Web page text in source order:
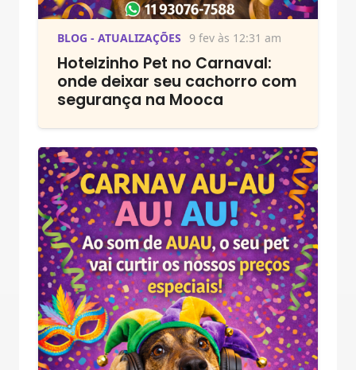
BLOG - ATUALIZAÇÕES 9 fev às 12:31 am
Hotelzinho Pet no Carnaval:
onde deixar seu cachorro com
segurança na Mooca